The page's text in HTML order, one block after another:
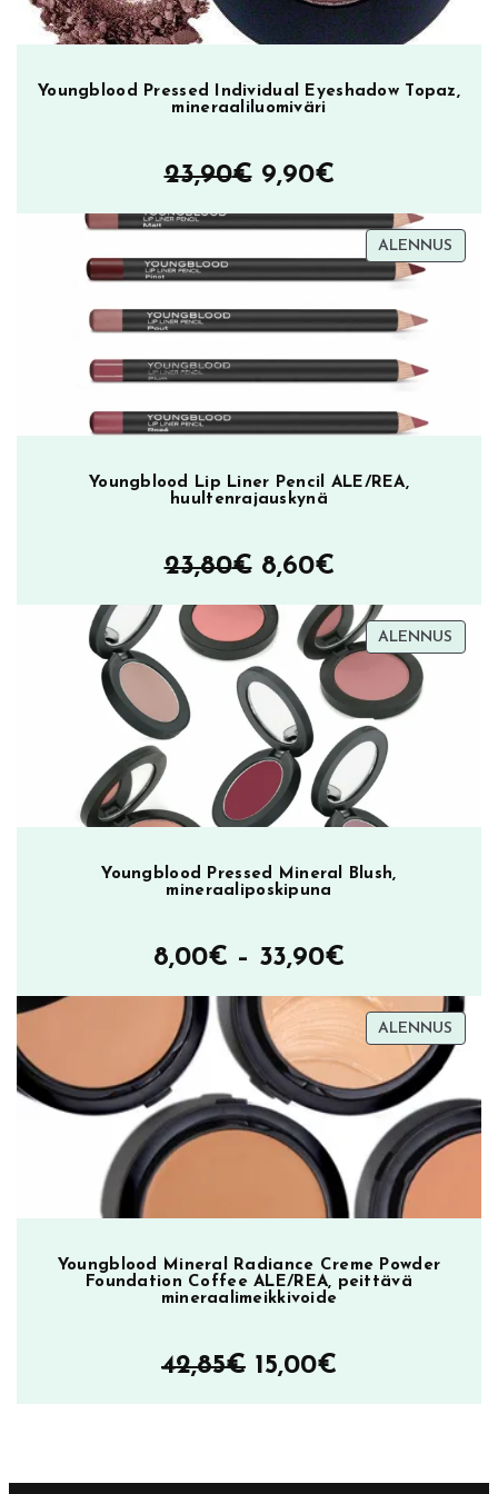
Youngblood Pressed Individual Eyeshadow Topaz,
mineraaliluomiväri
23,90€ Alkuperäinen
hinta
oli:
9,90€Nykyinen
hinta
on: ALENNUS
Youngblood Lip Liner Pencil ALE/REA,
huultenrajauskynä
23,80€ Alkuperäinen
hinta
oli:
23,80€.
8,60€Nykyinen
hinta
on:
8,60€.
ALENNUS
Youngblood Pressed Mineral Blush,
mineraaliposkipuna
8,00€ – 33,90€
8,00€
33,90€
ALENNUS
Youngblood Mineral Radiance Creme Powder
Foundation Coffee ALE/REA, peittävä
mineraalimeikkivoide
42,85€ Alkuperäinen
hinta
42,85€.
15,00€
hinta
15,00€.